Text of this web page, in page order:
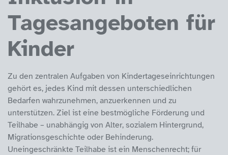
Tagesangeboten für
Kinder
Zu den zentralen Aufgaben von Kindertageseinrichtungen
gehört es, jedes Kind mit dessen unterschiedlichen
Bedarfen wahrzunehmen, anzuerkennen und zu
unterstützen. Ziel ist eine bestmögliche Förderung und
Teilhabe – unabhängig von Alter, sozialem Hintergrund,
Migrationsgeschichte oder Behinderung.
Uneingeschränkte Teilhabe ist ein Menschenrecht; für